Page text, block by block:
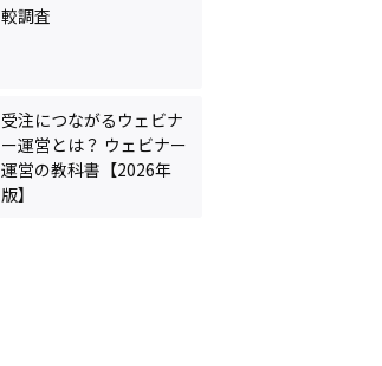
較調査
受注につながるウェビナ
ー運営とは？ ウェビナー
運営の教科書【2026年
版】